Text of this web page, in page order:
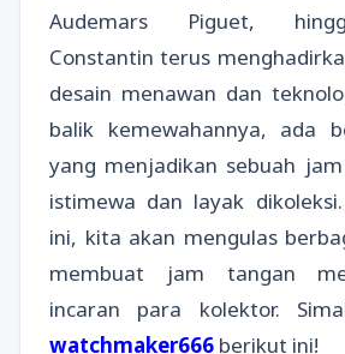
Audemars Piguet,
Constantin terus
desain menawan dan
balik kemewahannya, ada
yang menjadikan sebuah
istimewa dan layak
ini, kita akan mengulas
membuat jam tangan
incaran para kolektor.
watchmaker666 berikut ini!